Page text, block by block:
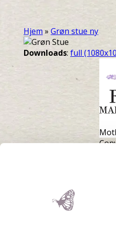
Hjem » Grøn stue ny
Downloads: full